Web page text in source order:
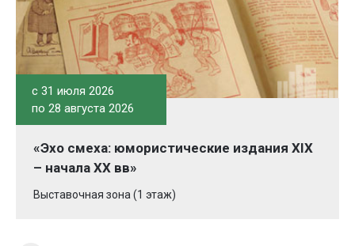
c 31 июля 2026
по 28 августа 2026
«Эхо смеха: юмористические издания XIX
– начала XX вв»
Выставочная зона (1 этаж)